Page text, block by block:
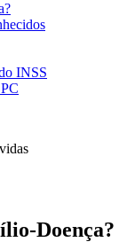
INSS
Doença?